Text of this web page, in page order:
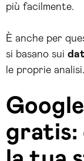
più facilmente.
È anche per
si basano sui
le proprie analisi.
gratis: